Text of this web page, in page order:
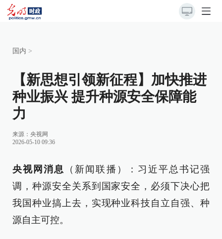
国内 >
【新思想引领新征程】加快推进
种业振兴 提升种源安全保障能
力
来源： 央视网
2026-05-10 09:36
央视网消息
（新闻联播）：习近平总书记强
调，种源安全关系到国家安全，必须下决心把
我国种业搞上去，实现种业科技自立自强、种
源自主可控。